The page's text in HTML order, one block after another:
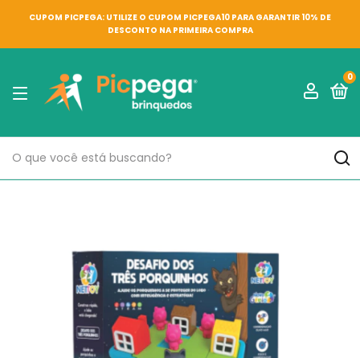
CUPOM PICPEGA: UTILIZE O CUPOM PICPEGA10 PARA GARANTIR 10% DE
DESCONTO NA PRIMEIRA COMPRA
0